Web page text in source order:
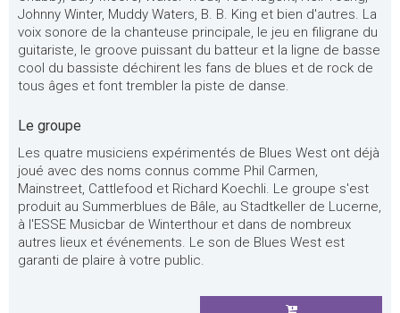
Johnny Winter, Muddy Waters, B. B. King et bien d'autres. La
voix sonore de la chanteuse principale, le jeu en filigrane du
guitariste, le groove puissant du batteur et la ligne de basse
cool du bassiste déchirent les fans de blues et de rock de
tous âges et font trembler la piste de danse.
Le groupe
Les quatre musiciens expérimentés de Blues West ont déjà
joué avec des noms connus comme Phil Carmen,
Mainstreet, Cattlefood et Richard Koechli. Le groupe s'est
produit au Summerblues de Bâle, au Stadtkeller de Lucerne,
à l'ESSE Musicbar de Winterthour et dans de nombreux
autres lieux et événements. Le son de Blues West est
garanti de plaire à votre public.